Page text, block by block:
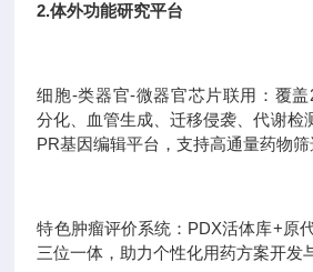
2.体外功能研究平台
细胞-类器官-微器官芯片联用：覆
分化、血管生成、迁移侵袭、代谢检
PR基因编辑平台，支持高通量药物筛
特色肿瘤评价系统：PDX活体库+原
三位一体，助力个性化用药方案开发